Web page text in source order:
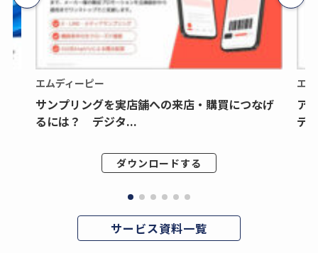
エムディーピー
サンプリングを実店舗への来店・購買につなげ
るには？ デジタ...
ダウンロードする
エ
ア
デ
サービス資料一覧